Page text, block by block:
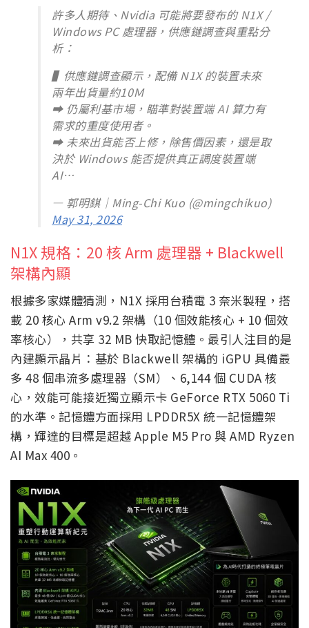
許多人期待、Nvidia 可能將要發布的 N1X /
Windows PC 處理器，供應鏈調查與重點分
析：
▌供應鏈調查顯示，配備 N1X 的裝置未來
兩年出貨量約10Ｍ
➡ 仍屬利基市場，瞄準對裝置端 AI 算力有
需求的重度使用者。
➡ 未來出貨能否上修，除售價因素，還是取
決於 Windows 能否提供真正調度裝置端
AI…
— 郭明錤｜Ming-Chi Kuo (@mingchikuo)
May 31, 2026
N1X 規格：20 核 Arm 處理器 + Blackwell
架構內顯
根據多家媒體猜測，N1X 採用台積電 3 奈米製程，搭
載 20 核心 Arm v9.2 架構（10 個效能核心 + 10 個效
率核心），共享 32 MB 快取記憶體。最引人注目的是
內建顯示晶片：基於 Blackwell 架構的 iGPU 具備最
多 48 個串流多處理器（SM）、6,144 個 CUDA 核
心，效能可能接近獨立顯示卡 GeForce RTX 5060 Ti
的水準。記憶體方面採用 LPDDR5X 統一記憶體架
構，輝達的目標是超越 Apple M5 Pro 與 AMD Ryzen
AI Max 400。